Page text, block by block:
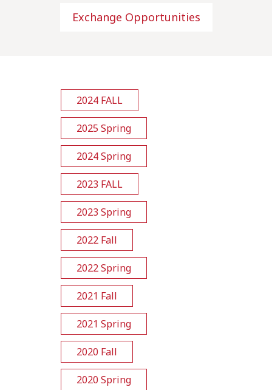
Exchange Opportunities
2024 FALL
2025 Spring
2024 Spring
2023 FALL
2023 Spring
2022 Fall
2022 Spring
2021 Fall
2021 Spring
2020 Fall
2020 Spring